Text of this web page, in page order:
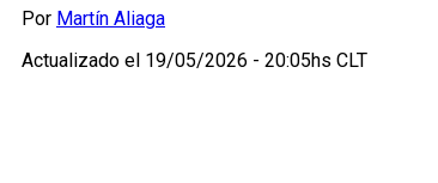
Por Martín Aliaga
Actualizado el 19/05/2026 - 20:05hs CLT